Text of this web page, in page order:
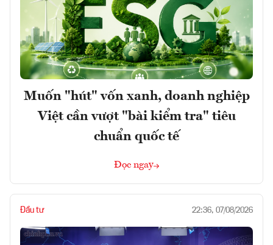
Muốn "hút" vốn xanh, doanh nghiệp
Việt cần vượt "bài kiểm tra" tiêu
chuẩn quốc tế
Đọc ngay
Đầu tư 22:36, 07/08/2026